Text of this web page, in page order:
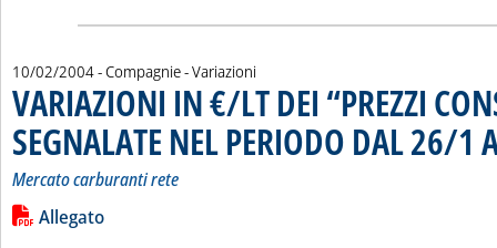
10/02/2004- Compagnie - Variazioni
VARIAZIONI IN €/LT DEI “PREZZI
SEGNALATE NEL PERIODO DAL 26/1
Mercato carburanti rete
Leggi tutta la notizia: 'VARIAZIONI IN €/LT DEI “PREZZI
Lista allegati PDF alla notizia
Allegato